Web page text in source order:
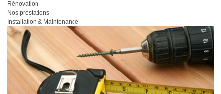
Rénovation
Nos prestations
Installation & Maintenance